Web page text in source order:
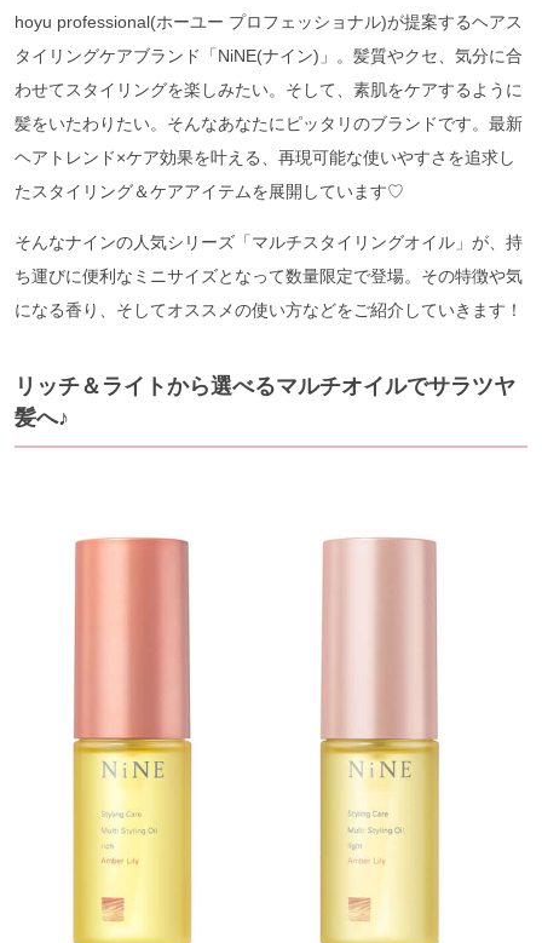
hoyu professional(ホーユー プロフェッショナル)が提案するヘアス
タイリングケアブランド「NiNE(ナイン)」。髪質やクセ、気分に合
わせてスタイリングを楽しみたい。そして、素肌をケアするように
髪をいたわりたい。そんなあなたにピッタリのブランドです。最新
ヘアトレンド×ケア効果を叶える、再現可能な使いやすさを追求し
たスタイリング＆ケアアイテムを展開しています♡
そんなナインの人気シリーズ「マルチスタイリングオイル」が、持
ち運びに便利なミニサイズとなって数量限定で登場。その特徴や気
になる香り、そしてオススメの使い方などをご紹介していきます！
リッチ＆ライトから選べるマルチオイルでサラツヤ
髪へ♪